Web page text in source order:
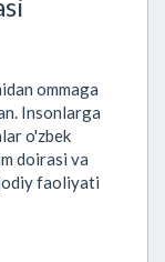
ommaga
Insonlarga
o'zbek
doirasi va
faoliyati